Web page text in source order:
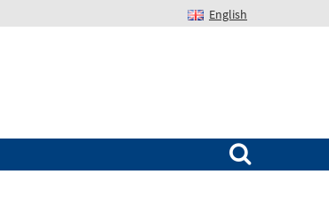
English
Suchen nach: